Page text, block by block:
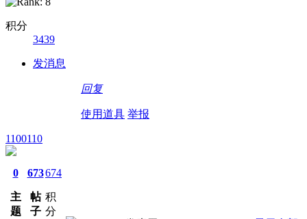
积分
3439
发消息
回复
使用道具 举报
1100110
0
主
题
673
帖
子
674
积
分